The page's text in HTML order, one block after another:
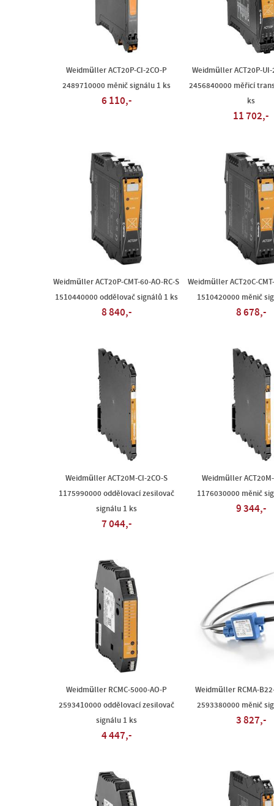
Weidmüller ACT20P-CI-2CO-P
2489710000 měnič signálu 1 ks
6 110,-
Weidmüller ACT20P-UI-
2456840000 měřicí
ks
11 702,-
Weidmüller ACT20P-CMT-60-AO-RC-S
1510440000 oddělovač signálů 1 ks
8 840,-
Weidmüller ACT20C-
1510420000 měnič
8 678,-
Weidmüller ACT20M-CI-2CO-S
1175990000 oddělovací zesilovač
signálu 1 ks
7 044,-
Weidmüller ACT20M-
1176030000 měnič
9 344,-
Weidmüller RCMC-5000-AO-P
2593410000 oddělovací zesilovač
signálu 1 ks
4 447,-
Weidmüller RCMA-
2593380000 měnič
3 827,-